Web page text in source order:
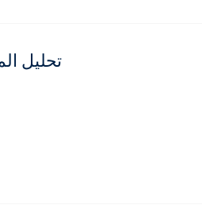
تحليل